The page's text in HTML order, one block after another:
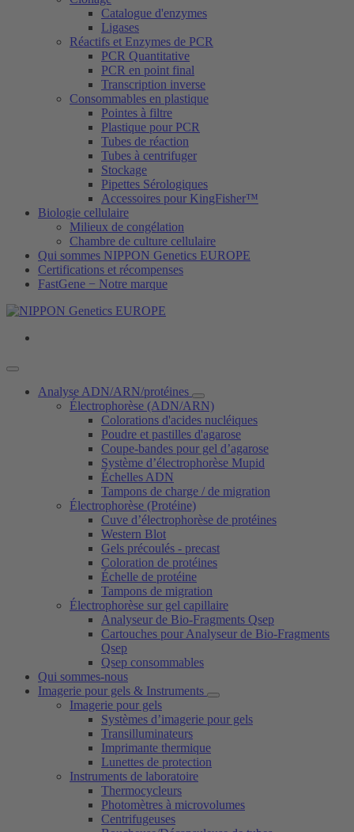
Catalogue d'enzymes
Ligases
Réactifs et Enzymes de PCR
PCR Quantitative
PCR en point final
Transcription inverse
Consommables en plastique
Pointes à filtre
Plastique pour PCR
Tubes de réaction
Tubes à centrifuger
Stockage
Pipettes Sérologiques
Accessoires pour KingFisher™
Biologie cellulaire
Milieux de congélation
Chambre de culture cellulaire
Qui sommes NIPPON Genetics EUROPE
Certifications et récompenses
FastGene − Notre marque
Analyse ADN/ARN/protéines
Électrophorèse (ADN/ARN)
Colorations d'acides nucléiques
Poudre et pastilles d'agarose
Coupe-bandes pour gel d’agarose
Système d’électrophorèse Mupid
Échelles ADN
Tampons de charge / de migration
Électrophorèse (Protéine)
Cuve d’électrophorèse de protéines
Western Blot
Gels précoulés - precast
Coloration de protéines
Échelle de protéine
Tampons de migration
Électrophorèse sur gel capillaire
Analyseur de Bio-Fragments Qsep
Cartouches pour Analyseur de Bio-Fragments
Qsep
Qsep consommables
Qui sommes-nous
Imagerie pour gels & Instruments
Imagerie pour gels
Systèmes d’imagerie pour gels
Transilluminateurs
Imprimante thermique
Lunettes de protection
Instruments de laboratoire
Thermocycleurs
Photomètres à microvolumes
Centrifugeuses